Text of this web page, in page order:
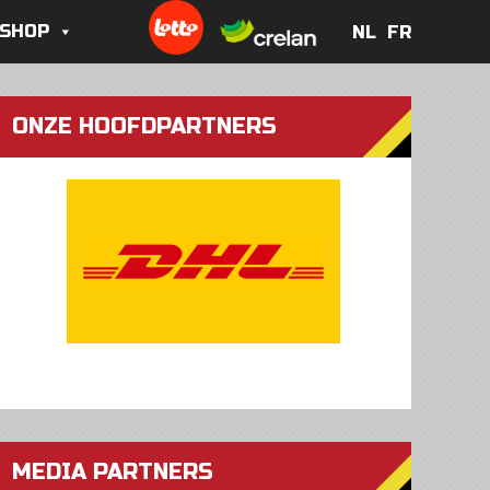
NL FR
ONZE HOOFDPARTNERS
MEDIA PARTNERS
NL